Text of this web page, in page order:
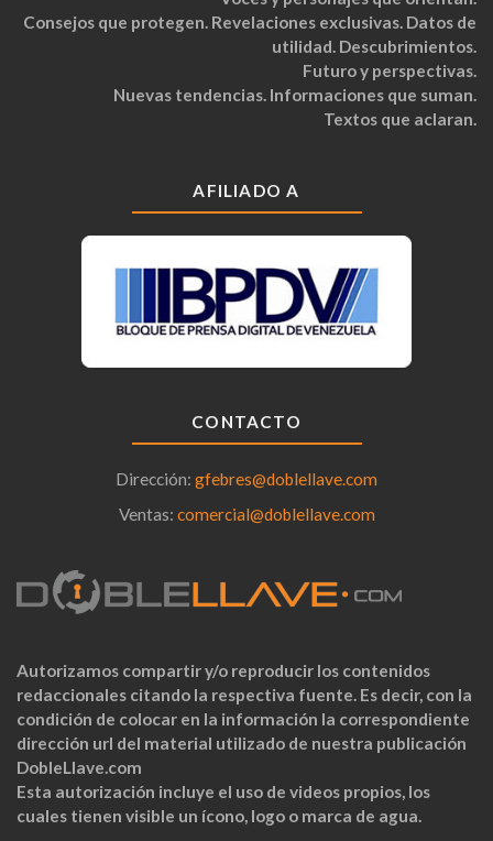
Consejos que protegen. Revelaciones exclusivas. Datos de
utilidad. Descubrimientos.
Futuro y perspectivas.
Nuevas tendencias. Informaciones que suman.
Textos que aclaran.
AFILIADO A
CONTACTO
Dirección: gfebres@doblellave.com
Ventas: comercial@doblellave.com
Autorizamos compartir y/o reproducir los contenidos
redaccionales citando la respectiva fuente. Es decir, con la
condición de colocar en la información la correspondiente
dirección url del material utilizado de nuestra publicación
DobleLlave.com
Esta autorización incluye el uso de videos propios, los
cuales tienen visible un ícono, logo o marca de agua.